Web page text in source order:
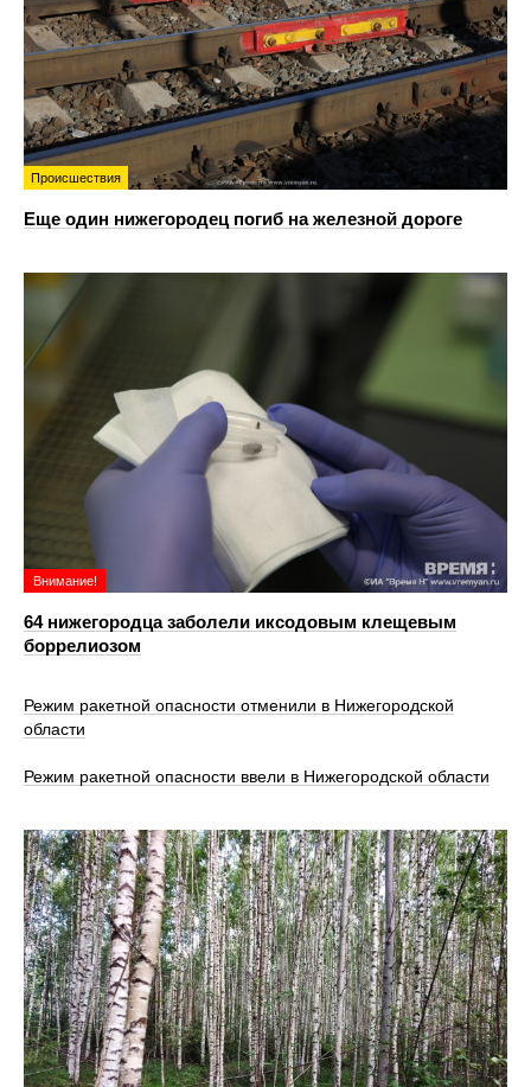
Происшествия
Еще один нижегородец погиб на железной дороге
Внимание!
64 нижегородца заболели иксодовым клещевым
боррелиозом
Режим ракетной опасности отменили в Нижегородской
области
Режим ракетной опасности ввели в Нижегородской области